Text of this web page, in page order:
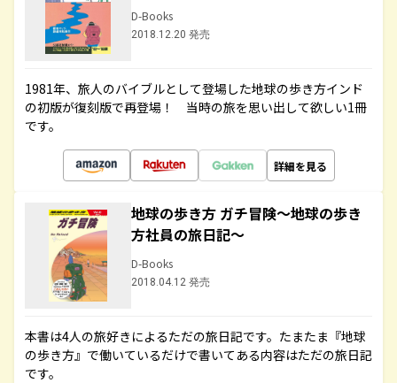
D-Books
2018.12.20 発売
1981年、旅人のバイブルとして登場した地球の歩き方インド
の初版が復刻版で再登場！ 当時の旅を思い出して欲しい1冊
です。
詳細を見る
地球の歩き方 ガチ冒険～地球の歩き
方社員の旅日記～
D-Books
2018.04.12 発売
本書は4人の旅好きによるただの旅日記です。たまたま『地球
の歩き方』で働いているだけで書いてある内容はただの旅日記
です。